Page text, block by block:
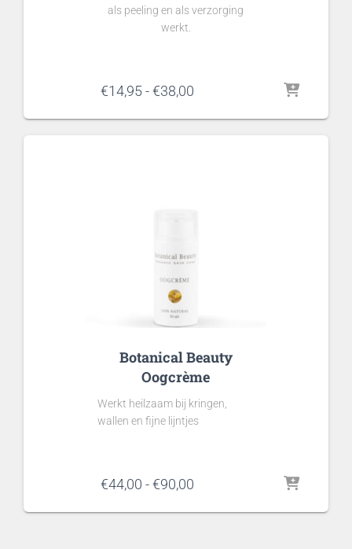
als peeling en als verzorging
werkt.
€14,95-€38,00
tot
Botanical Beauty
Oogcrème
Werkt heilzaam bij kringen,
wallen en fijne lijntjes
€44,00 -€90,00
tot